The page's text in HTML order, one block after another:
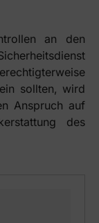
an den
sollten, wird
Anspruch auf
des